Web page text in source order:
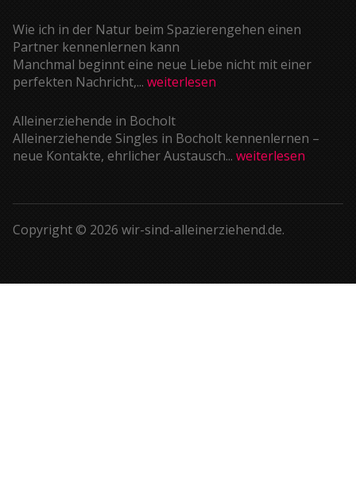
Wie ich in der Natur beim Spazierengehen einen
Partner kennenlernen kann
Manchmal beginnt eine neue Liebe nicht mit einer
perfekten Nachricht,... weiterlesen
Alleinerziehende in Bocholt
Alleinerziehende Singles in Bocholt kennenlernen –
neue Kontakte, ehrlicher Austausch... weiterlesen
Copyright © 2026 wir-sind-alleinerziehend.de.